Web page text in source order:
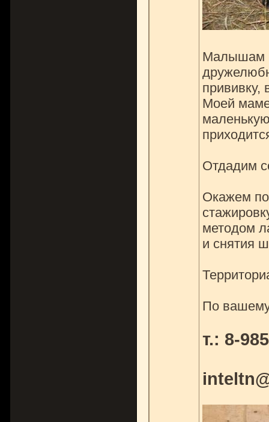
Малышам
прививку,
Моей маме
Отдадим
Окажем
методом
и снятия
По
т.: 8-